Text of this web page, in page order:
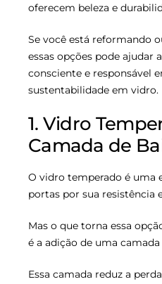
oferecem beleza e
Se você está reformando
essas opções pode ajudar
consciente e responsável
sustentabilidade em vidro.
1. Vidro
Camada de
O vidro temperado é uma
portas por sua resistência
Mas o que torna essa
é a adição de uma
Essa camada reduz a